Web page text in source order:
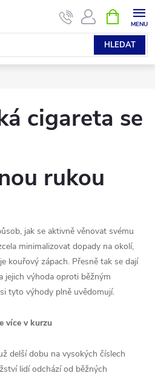
HLEDAT
NÁKUPNÍ
KOŠÍK
cigareta se
rukou
jak se aktivně věnovat svému
minimalizovat dopady na okolí,
kouřový zápach. Přesně tak se dají
jejich výhoda oproti běžným
tyto výhody plně uvědomují.
více v kurzu
delší dobu na vysokých číslech
lidí odchází od běžných